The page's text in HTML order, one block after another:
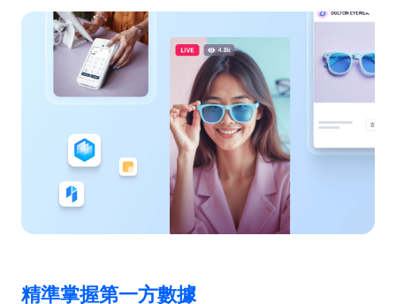
精準掌握第一方數據